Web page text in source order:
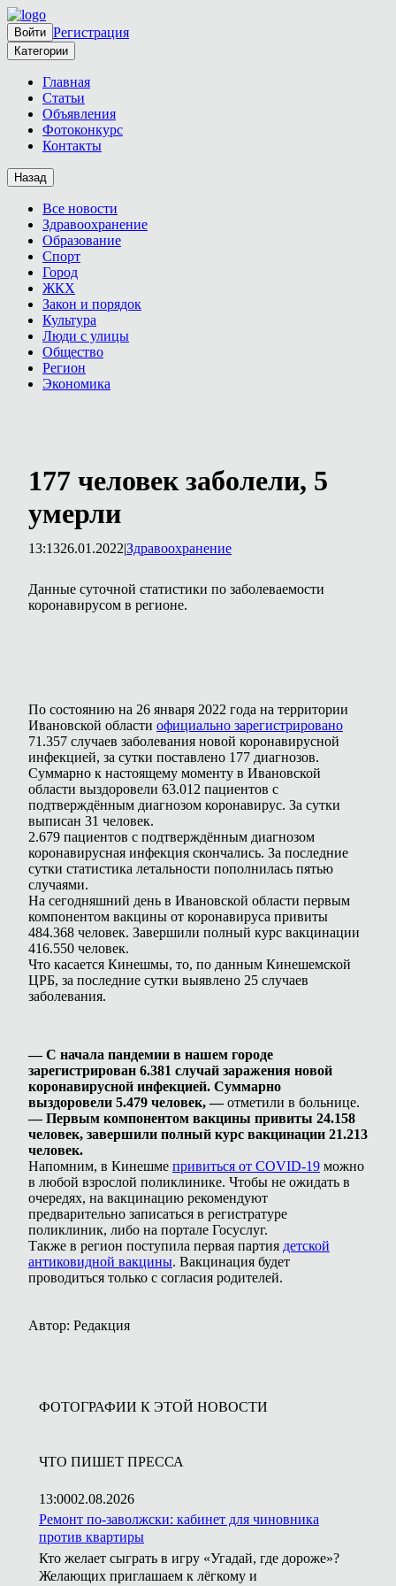
Войти Регистрация
Категории
Главная
Статьи
Объявления
Фотоконкурс
Контакты
Назад
Все новости
Здравоохранение
Образование
Спорт
Город
ЖКХ
Закон и порядок
Культура
Люди с улицы
Общество
Регион
Экономика
177 человек заболели, 5
умерли
13:1326.01.2022|Здравоохранение
Данные суточной статистики по заболеваемости
коронавирусом в регионе.
По состоянию на 26 января 2022 года на территории
Ивановской области официально зарегистрировано
71.357 случаев заболевания новой коронавирусной
инфекцией, за сутки поставлено 177 диагнозов.
Суммарно к настоящему моменту в Ивановской
области выздоровели 63.012 пациентов с
подтверждённым диагнозом коронавирус. За сутки
выписан 31 человек.
2.679 пациентов с подтверждённым диагнозом
коронавирусная инфекция скончались. За последние
сутки статистика летальности пополнилась пятью
случаями.
На сегодняшний день в Ивановской области первым
компонентом вакцины от коронавируса привиты
484.368 человек. Завершили полный курс вакцинации
416.550 человек.
Что касается Кинешмы, то, по данным Кинешемской
ЦРБ, за последние сутки выявлено 25 случаев
заболевания.
— С начала пандемии в нашем городе
зарегистрирован 6.381 случай заражения новой
коронавирусной инфекцией. Суммарно
выздоровели 5.479 человек, —отметили в больнице.
— Первым компонентом вакцины привиты 24.158
человек, завершили полный курс вакцинации 21.213
человек.
Напомним, в Кинешме привиться от COVID-19 можно
в любой взрослой поликлинике. Чтобы не ожидать в
очередях, на вакцинацию рекомендуют
предварительно записаться в регистратуре
поликлиник, либо на портале Госуслуг.
Также в регион поступила первая партия детской
антиковидной вакцины. Вакцинация будет
проводиться только с согласия родителей.
Автор: Редакция
ФОТОГРАФИИ К ЭТОЙ НОВОСТИ
ЧТО ПИШЕТ ПРЕССА
13:0002.08.2026
Ремонт по-заволжски: кабинет для чиновника
против квартиры
Кто желает сыграть в игру «Угадай, где дороже»?
Желающих приглашаем к лёгкому и